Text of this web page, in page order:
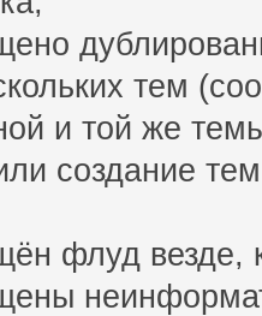
тем
и той же
создание
флуд везде,